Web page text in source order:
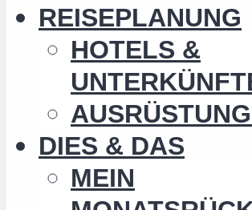
REISEPLANUNG
HOTELS &
DIES & DAS
MEIN